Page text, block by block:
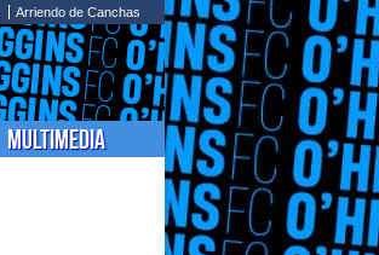
Arriendo de Canchas
Multimedia